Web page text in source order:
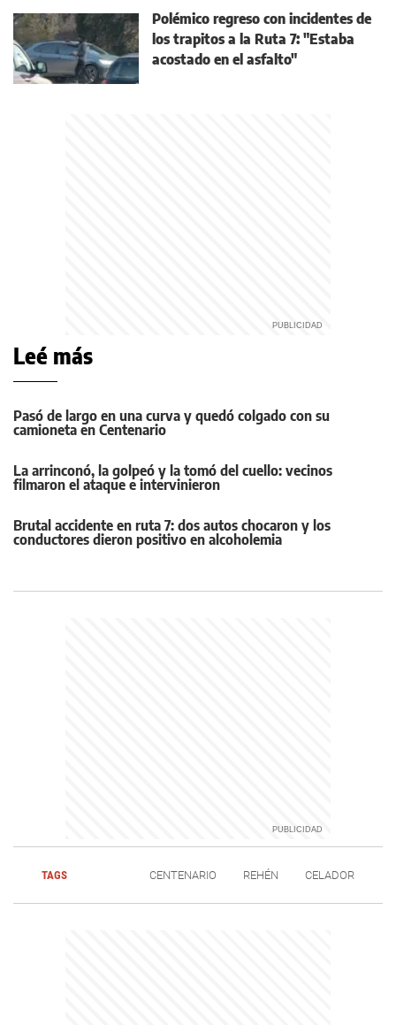
Polémico regreso con incidentes de
los trapitos a la Ruta 7: "Estaba
acostado en el asfalto"
Leé más
Pasó de largo en una curva y quedó colgado con su
camioneta en Centenario
La arrinconó, la golpeó y la tomó del cuello: vecinos
filmaron el ataque e intervinieron
Brutal accidente en ruta 7: dos autos chocaron y los
conductores dieron positivo en alcoholemia
TAGS CENTENARIO REHÉN CELADOR